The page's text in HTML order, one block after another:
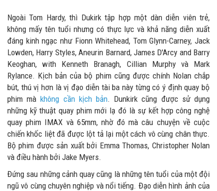
Ngoài Tom Hardy, thì Dukirk tập hợp một dàn diễn viên trẻ,
không mấy tên tuổi nhưng có thực lực và khả năng diễn xuất
đáng kinh ngạc như Fionn Whitehead, Tom Glynn-Carney, Jack
Lowden, Harry Styles, Aneurin Barnard, James D'Arcy and Barry
Keoghan, with Kenneth Branagh, Cillian Murphy và Mark
Rylance. Kịch bản của bộ phim cũng được chính Nolan chắp
bút, thú vị hơn là vị đạo diễn tài ba này từng có ý định quay bộ
phim màkhông cần kịch bản. Dunkirk cũng được sử dụng
những kỹ thuật quay phim mới lạ đó là sự kết hợp công nghệ
quay phim IMAX và 65mm, nhờ đó mà câu chuyện về cuộc
chiến khốc liệt đã được lột tả lại một cách vô cùng chân thực.
Bộ phim được sản xuất bởi Emma Thomas, Christopher Nolan
và điều hành bởi Jake Myers.
Đứng sau những cảnh quay cũng là những tên tuổi của một đội
ngũ vô cùng chuyên nghiệp và nổi tiếng. Đạo diễn hình ảnh của